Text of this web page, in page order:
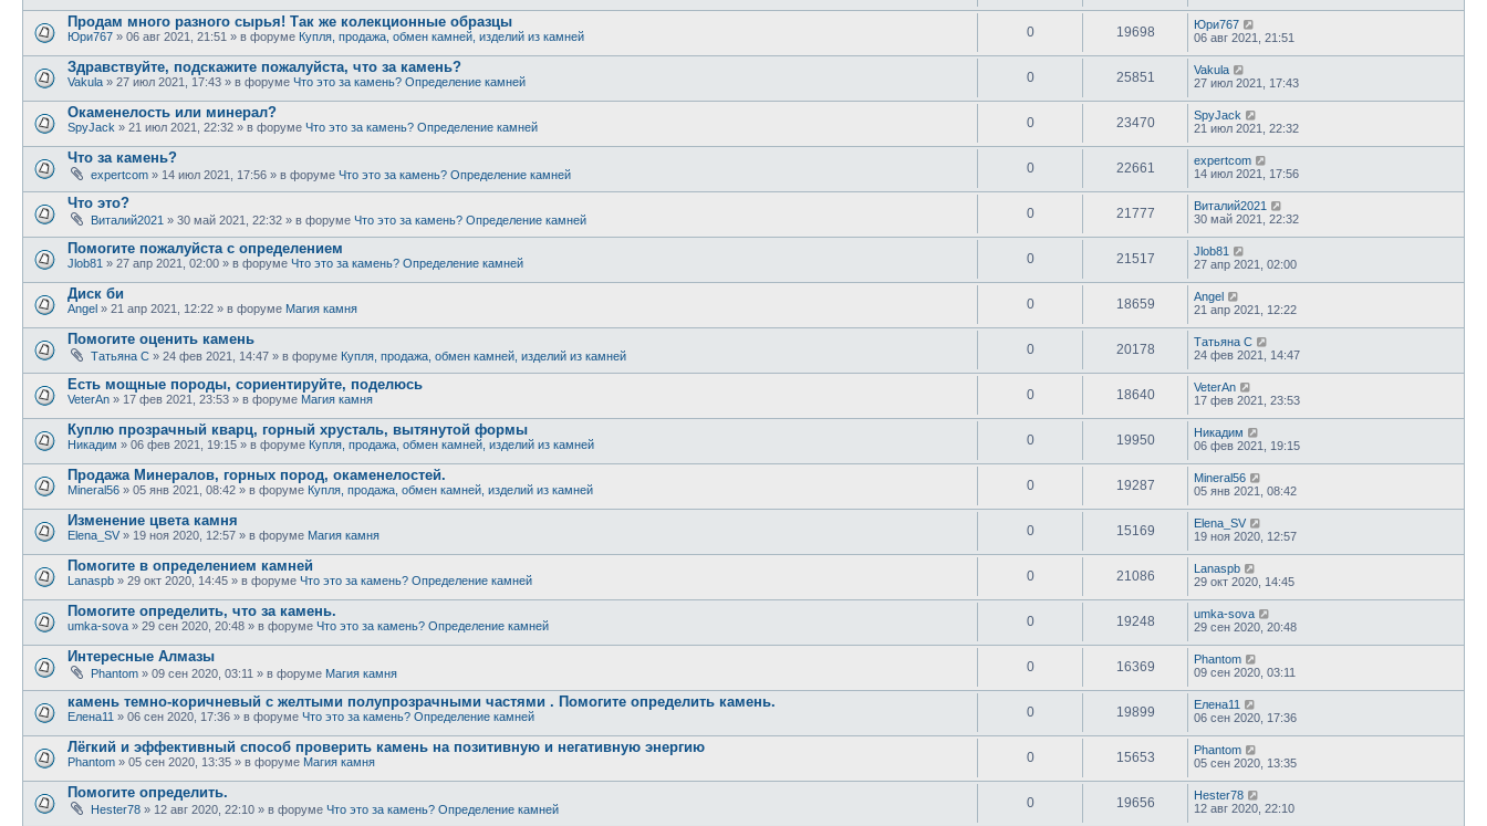
Продам много разного сырья! Так же колекционные образцы
Юри767 » 06 авг 2021, 21:51 » в форуме Купля, продажа, обмен камней, изделий из камней 0 19698
Юри767
06 авг 2021, 21:51
Здравствуйте, подскажите пожалуйста, что за камень?
Vakula » 27 июл 2021, 17:43 » в форуме Что это за камень? Определение камней 0 25851
Vakula
27 июл 2021, 17:43
Окаменелость или минерал?
SpyJack » 21 июл 2021, 22:32 » в форуме Что это за камень? Определение камней 0 23470
SpyJack
21 июл 2021, 22:32
Что за камень?
expertcom » 14 июл 2021, 17:56 » в форуме Что это за камень? Определение камней 0 22661
expertcom
14 июл 2021, 17:56
Что это?
Виталий2021 » 30 май 2021, 22:32 » в форуме Что это за камень? Определение камней 0 21777
Виталий2021
30 май 2021, 22:32
Помогите пожалуйста с определением
Jlob81 » 27 апр 2021, 02:00 » в форуме Что это за камень? Определение камней 0 21517
Jlob81
27 апр 2021, 02:00
Диск би
Angel » 21 апр 2021, 12:22 » в форуме Магия камня 0 18659
Angel
21 апр 2021, 12:22
Помогите оценить камень
Татьяна С » 24 фев 2021, 14:47 » в форуме Купля, продажа, обмен камней, изделий из камней 0 20178
Татьяна С
24 фев 2021, 14:47
Есть мощные породы, сориентируйте, поделюсь
VeterAn » 17 фев 2021, 23:53 » в форуме Магия камня 0 18640
VeterAn
17 фев 2021, 23:53
Куплю прозрачный кварц, горный хрусталь, вытянутой формы
Никадим » 06 фев 2021, 19:15 » в форуме Купля, продажа, обмен камней, изделий из камней 0 19950
Никадим
06 фев 2021, 19:15
Продажа Минералов, горных пород, окаменелостей.
Mineral56 » 05 янв 2021, 08:42 » в форуме Купля, продажа, обмен камней, изделий из камней 0 19287
Mineral56
05 янв 2021, 08:42
Изменение цвета камня
Elena_SV » 19 ноя 2020, 12:57 » в форуме Магия камня 0 15169
Elena_SV
19 ноя 2020, 12:57
Помогите в определением камней
Lanaspb » 29 окт 2020, 14:45 » в форуме Что это за камень? Определение камней 0 21086
Lanaspb
29 окт 2020, 14:45
Помогите определить, что за камень.
umka-sova » 29 сен 2020, 20:48 » в форуме Что это за камень? Определение камней 0 19248
umka-sova
29 сен 2020, 20:48
Интересные Алмазы
Phantom » 09 сен 2020, 03:11 » в форуме Магия камня 0 16369
Phantom
09 сен 2020, 03:11
камень темно-коричневый с желтыми полупрозрачными частями . Помогите определить камень.
Елена11 » 06 сен 2020, 17:36 » в форуме Что это за камень? Определение камней 0 19899
Елена11
06 сен 2020, 17:36
Лёгкий и эффективный способ проверить камень на позитивную и негативную энергию
Phantom » 05 сен 2020, 13:35 » в форуме Магия камня 0 15653
Phantom
05 сен 2020, 13:35
Помогите определить.
Hester78 » 12 авг 2020, 22:10 » в форуме Что это за камень? Определение камней 0 19656
Hester78
12 авг 2020, 22:10